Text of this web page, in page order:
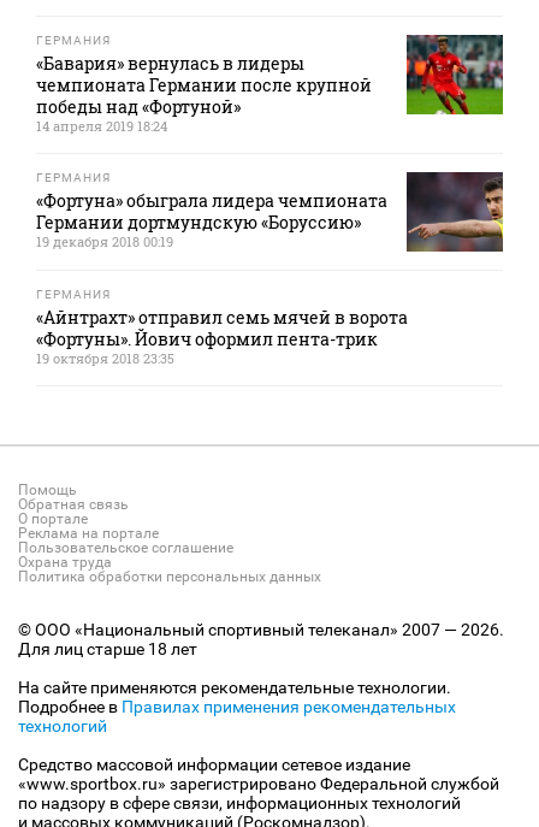
ГЕРМАНИЯ
«Бавария» вернулась в лидеры
чемпионата Германии после крупной
победы над «Фортуной»
14 апреля 2019 18:24
ГЕРМАНИЯ
«Фортуна» обыграла лидера чемпионата
Германии дортмундскую «Боруссию»
19 декабря 2018 00:19
ГЕРМАНИЯ
«Айнтрахт» отправил семь мячей в ворота
«Фортуны». Йович оформил пента-трик
19 октября 2018 23:35
Помощь
Обратная связь
О портале
Реклама на портале
Пользовательское соглашение
Охрана труда
Политика обработки персональных данных
© ООО «Национальный спортивный телеканал» 2007 — 2026.
Для лиц старше 18 лет
На сайте применяются рекомендательные технологии.
Подробнее в Правилах применения рекомендательных
технологий
Средство массовой информации сетевое издание
«www.sportbox.ru» зарегистрировано Федеральной службой
по надзору в сфере связи, информационных технологий
и массовых коммуникаций (Роскомнадзор).